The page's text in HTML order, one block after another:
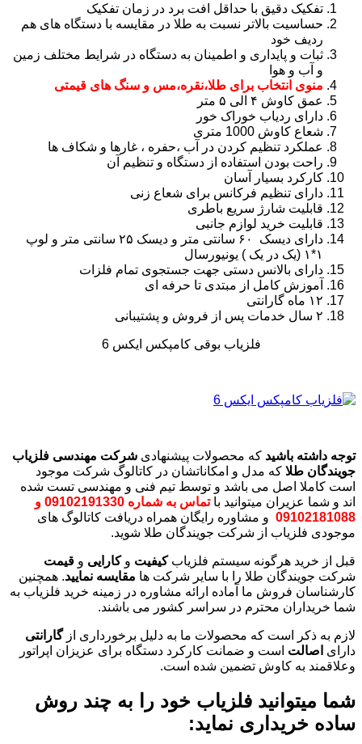
تفکیک دقیق با حداقل افت برد در زمان تفکیک
حساسیت بالاتر نسبت به طلا در مقایسه با دستگاه های هم
ردیف خود
ثبات و پایداری و اطمینان به دستگاه در شرایط مختلف زمین
و آب و هوا
منوی انتخاب برای طلا،نقره،مس و سنگ های قیمتی
عمق کاوش ۴ الی ۵ متر
دارای ردیاب خوراک خور
شعاع کاوش 1000 متری
عملکرد تنظیم کردن در آب ،حفره ، غارها و شکاف ها
راحت بودن استفاده از دستگاه و تنظیم آن
کارکرد بسیار آسان
دارای تنظیم فرکانس برای شعاع زنی
قابلیت شارژ سریع باطری
قابلیت خرید لوازم جانبی
دارای دیسک ۶۰ سانتی متر و دیسک ۲۵ سانتی متر و لوپ
۱*۱ (یک در یک ) یونیورسال
دارای بالانس دستی جهت جستجوی تمام فلزات
آموزش کامل از مبتدی تا حرفه ای
۱۲ ماه گارانتی
۲ سال خدمات پس از فروش و پشتیبانی
فلزیاب بوقی کامپکس ایکس 6
توجه داشته باشید که محصولات پیشنهادی شرکت مهندسی فلزیاب
جویندگان طلا که مدل و امکاناتشان در کاتالوگ شرکت موجود
است کاملا اصل می باشد و توسط تیم فنی و مهندسی تست شده
اند و شما عزیران میتوانید با
تماس به شماره 09102191330 و
09102181088 و مشاوره رایگان همراه دریافت کاتالوگ های
موجودی فلزیاب از شرکت جویندگان طلا شوید.
قبل از خرید هرگونه سیستم فلزیابکیفیت وکارایی و قیمت
شرکت جویندگان طلا را با سایر شرکت ها مقایسه نمایید. همچنین
کارشناسان فروش ما آماده ارائه مشاوره در زمینه خرید فلزیاب به
شما خریداران محترم در سراسر کشور می باشند.
لازم به ذکر است که محصولات ما به دلیل برخورداری ازگارانتی
دارای اصالت است و ضمانت کارکرد دستگاه برای عزیزان اپراتور
وعلاقمند به کاوش تضمین شده است.
شما میتوانید فلزیاب خود را به چند روش
ساده خریداری نماید: